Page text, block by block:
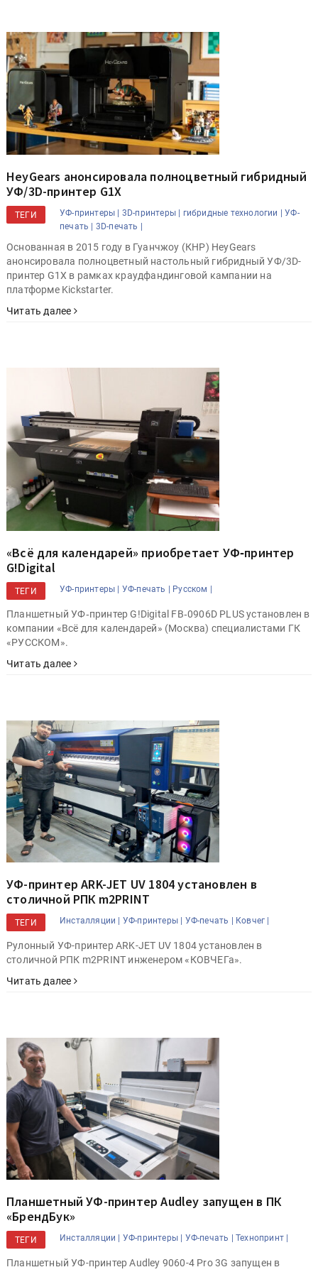
HeyGears анонсировала полноцветный гибридный
УФ/3D-принтер G1X
ТЕГИ УФ-принтеры | 3D-принтеры | гибридные технологии |
УФ-
печать |
3D-печать |
Основанная в 2015 году в Гуанчжоу (КНР) HeyGears
анонсировала полноцветный настольный гибридный УФ/3D-
принтер G1X в рамках краудфандинговой кампании на
платформе Kickstarter.
Читать далее
«Всё для календарей» приобретает УФ‑принтер
G!Digital
ТЕГИ УФ-принтеры | УФ-печать | Русском |
Планшетный УФ‑принтер G!Digital FB‑0906D PLUS установлен в
компании «Всё для календарей» (Москва) специалистами ГК
«РУССКОМ».
Читать далее
УФ-принтер ARK-JET UV 1804 установлен в
столичной РПК m2PRINT
ТЕГИ Инсталляции | УФ-принтеры | УФ-печать | Ковчег |
Рулонный УФ-принтер ARK-JET UV 1804 установлен в
столичной РПК m2PRINT инженером «КОВЧЕГа».
Читать далее
Планшетный УФ-принтер Audley запущен в ПК
«БрендБук»
ТЕГИ Инсталляции | УФ-принтеры | УФ-печать | Технопринт |
Планшетный УФ-принтер Audley 9060-4 Pro 3G запущен в